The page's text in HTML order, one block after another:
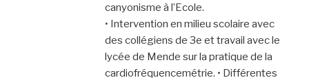
canyonisme à l’Ecole.
• Intervention en milieu scolaire avec
des collégiens de 3e et travail avec le
lycée de Mende sur la pratique de la
cardiofréquencemétrie. • Différentes